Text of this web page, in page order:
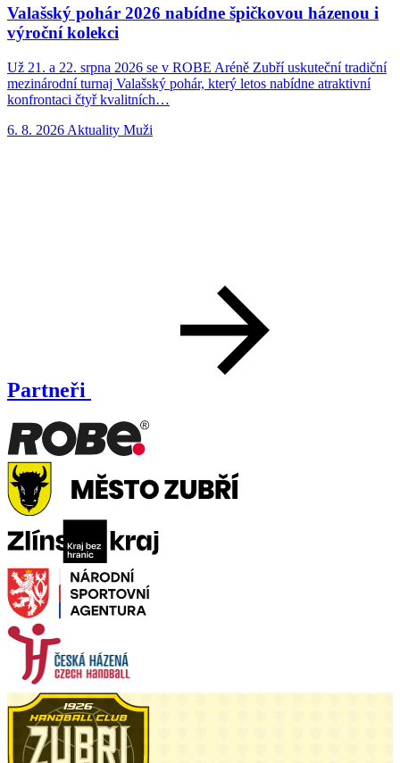
Valašský pohár 2026 nabídne špičkovou házenou i
výroční kolekci
Už 21. a 22. srpna 2026 se v ROBE Aréně Zubří uskuteční tradiční
mezinárodní turnaj Valašský pohár, který letos nabídne atraktivní
konfrontaci čtyř kvalitních…
6. 8. 2026 Aktuality Muži
Partneři